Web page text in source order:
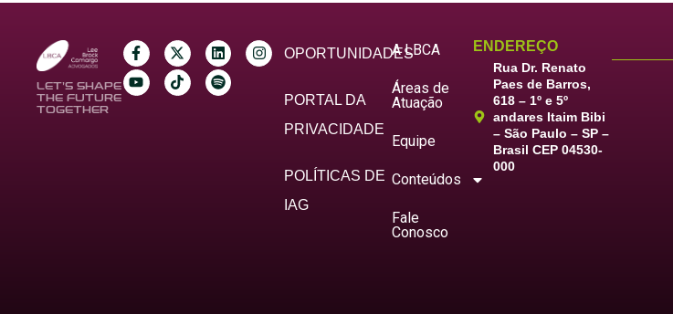
LET’S SHAPE
THE FUTURE
TOGETHER
OPORTUNIDADES
PORTAL DA
PRIVACIDADE
POLÍTICAS DE
IAG
A LBCA
Áreas de
Atuação
Equipe
Conteúdos
Fale
Conosco
ENDEREÇO
Rua Dr. Renato
Paes de Barros,
618 – 1º e 5º
andares Itaim Bibi
– São Paulo – SP –
Brasil CEP 04530-
000